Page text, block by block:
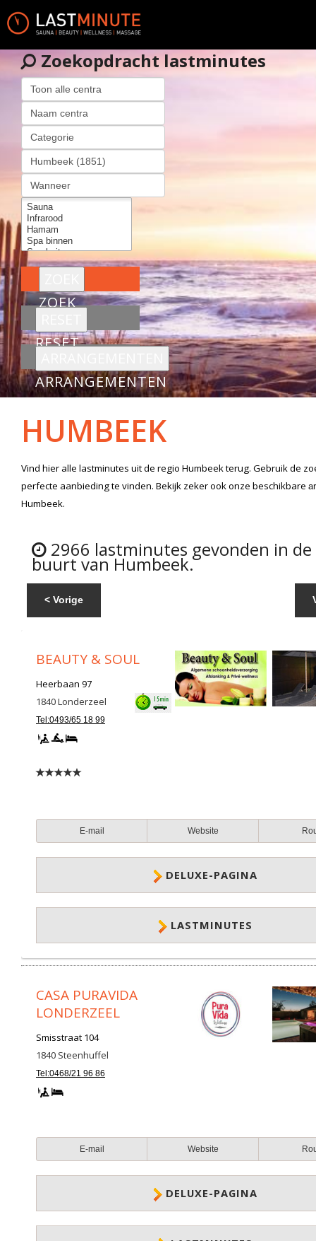
Zoekopdracht lastminutes
ZOEK
RESET
ARRANGEMENTEN
HUMBEEK
Vind hier alle lastminutes uit de regio Humbeekterug. Gebruik de
perfecte aanbieding te vinden. Bekijk zeker ook onze beschikbare
Humbeek.
2966 lastminutes gevonden in de
buurt van Humbeek.
< Vorige
BEAUTY & SOUL
Heerbaan 97
1840Londerzeel
Tel:0493/65 18 99
E-mail Website
DELUXE-PAGINA
LASTMINUTES
CASA PURAVIDA
LONDERZEEL
Smisstraat 104
1840 Steenhuffel
Tel:0468/21 96 86
E-mail Website
DELUXE-PAGINA